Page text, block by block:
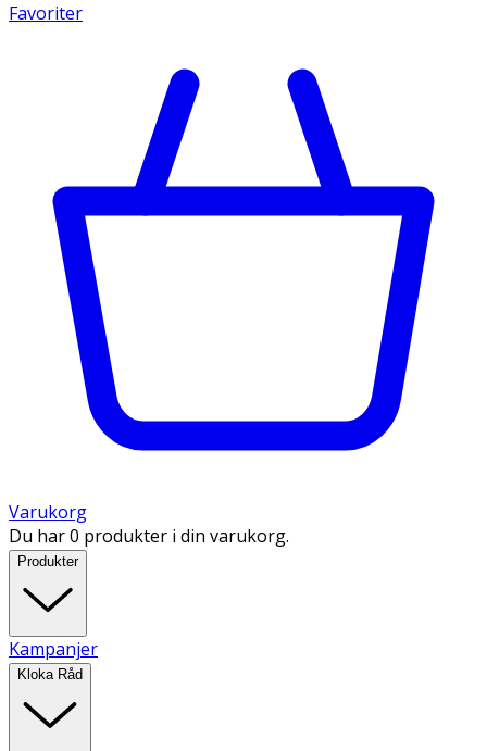
Favoriter
Varukorg
Du har 0 produkter i din varukorg.
Produkter
Kampanjer
Kloka Råd